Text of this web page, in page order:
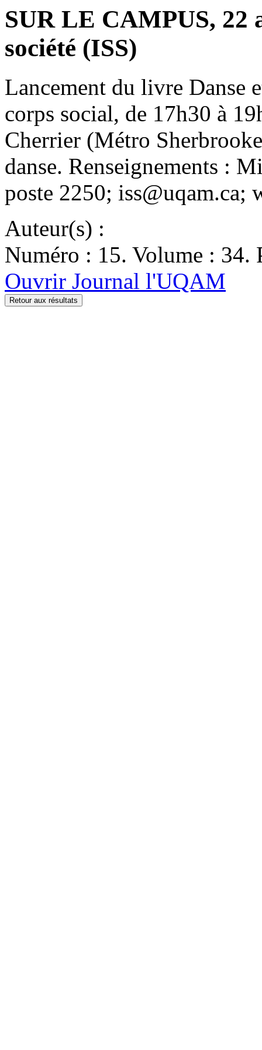
SUR LE CAMPUS, 22
société (ISS)
Lancement du livre Danse
corps social, de 17h30 à
Cherrier (Métro
danse. Renseignements :
poste 2250; iss@uqam.ca;
Auteur(s) :
Numéro : 15. Volume : 34.
Ouvrir Journal l'UQAM
Retour aux résultats